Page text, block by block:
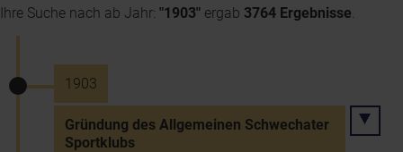
Ihre Suche nach ab Jahr: "1903" ergab 3764 Ergebnisse.
1903
Gründung des Allgemeinen Schwechater
Sportklubs